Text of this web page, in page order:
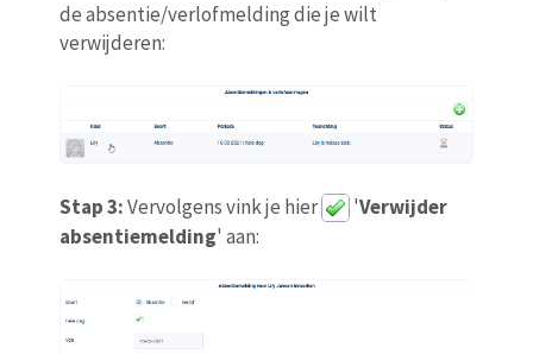
de absentie/verlofmelding die je wilt
verwijderen:
Stap 3:Vervolgens vink je hier 'Verwijder
absentiemelding' aan: